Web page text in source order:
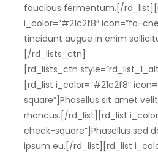
faucibus fermentum.[/
i_color=”#21c2f8″ icon=”fa-
tincidunt augue in enim
[/rd_lists_ctn]
[rd_lists_ctn
[rd_list i_color=”#21c2f8″
square”]Phasellus sit amet
rhoncus.[/rd_list][rd_list
check-square”]Phasellus sed
ipsum eu.[/rd_list][rd_list